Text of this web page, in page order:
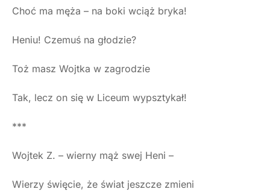
Choć ma męża – na boki wciąż bryka!
Heniu! Czemuś na głodzie?
Toż masz Wojtka w zagrodzie
Tak, lecz on się w Liceum wypsztykał!
***
Wojtek Z. – wierny mąż swej Heni –
Wierzy święcie, że świat jeszcze zmieni